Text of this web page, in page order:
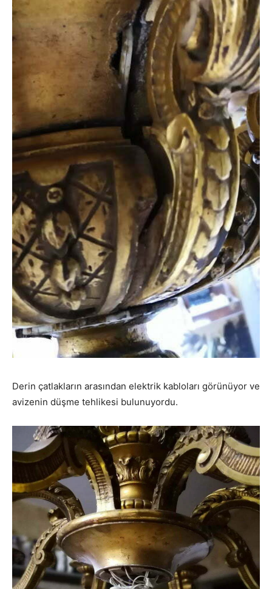
Derin çatlakların arasından elektrik kabloları görünüyor ve
avizenin düşme tehlikesi bulunuyordu.